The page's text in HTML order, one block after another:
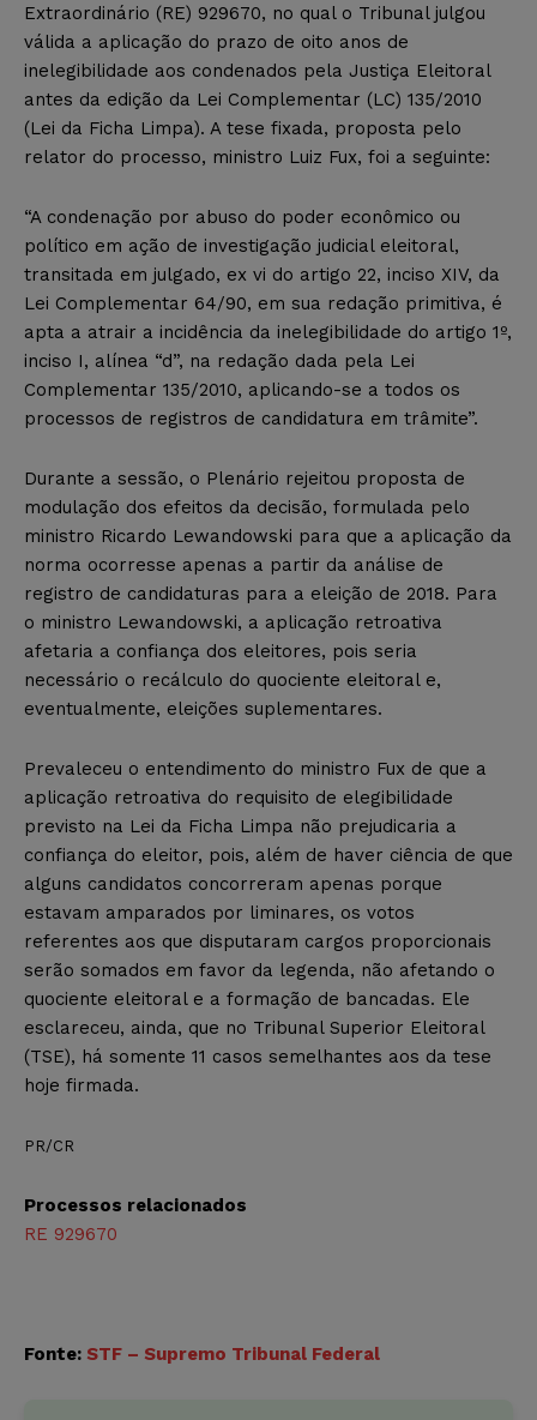
Extraordinário (RE) 929670, no qual o Tribunal julgou
válida a aplicação do prazo de oito anos de
inelegibilidade aos condenados pela Justiça Eleitoral
antes da edição da Lei Complementar (LC) 135/2010
(Lei da Ficha Limpa). A tese fixada, proposta pelo
relator do processo, ministro Luiz Fux, foi a seguinte:
“A condenação por abuso do poder econômico ou
político em ação de investigação judicial eleitoral,
transitada em julgado, ex vi do artigo 22, inciso XIV, da
Lei Complementar 64/90, em sua redação primitiva, é
apta a atrair a incidência da inelegibilidade do artigo 1º,
inciso I, alínea “d”, na redação dada pela Lei
Complementar 135/2010, aplicando-se a todos os
processos de registros de candidatura em trâmite”.
Durante a sessão, o Plenário rejeitou proposta de
modulação dos efeitos da decisão, formulada pelo
ministro Ricardo Lewandowski para que a aplicação da
norma ocorresse apenas a partir da análise de
registro de candidaturas para a eleição de 2018. Para
o ministro Lewandowski, a aplicação retroativa
afetaria a confiança dos eleitores, pois seria
necessário o recálculo do quociente eleitoral e,
eventualmente, eleições suplementares.
Prevaleceu o entendimento do ministro Fux de que a
aplicação retroativa do requisito de elegibilidade
previsto na Lei da Ficha Limpa não prejudicaria a
confiança do eleitor, pois, além de haver ciência de que
alguns candidatos concorreram apenas porque
estavam amparados por liminares, os votos
referentes aos que disputaram cargos proporcionais
serão somados em favor da legenda, não afetando o
quociente eleitoral e a formação de bancadas. Ele
esclareceu, ainda, que no Tribunal Superior Eleitoral
(TSE), há somente 11 casos semelhantes aos da tese
hoje firmada.
PR/CR
Processos relacionados
RE 929670
Fonte: STF – Supremo Tribunal Federal